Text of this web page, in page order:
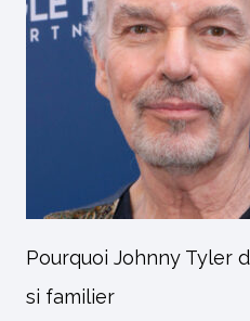
Pourquoi Johnny Tyler
si familier